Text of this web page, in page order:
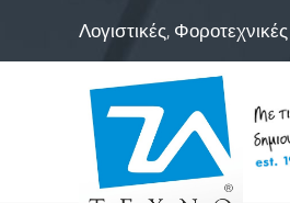
Λογιστικές,